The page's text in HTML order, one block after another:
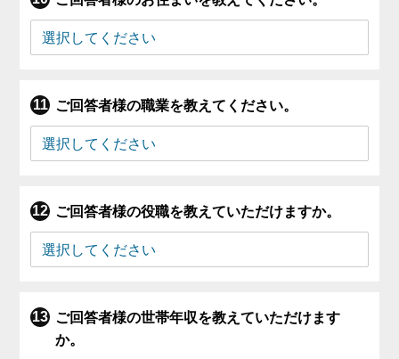
ご回答者様の職業を教えてください。
ご回答者様の役職を教えていただけますか。
ご回答者様の世帯年収を教えていただけます
か。